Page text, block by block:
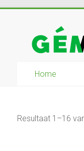
GEMAR
mechanisatie
Home
Resultaat 1–16